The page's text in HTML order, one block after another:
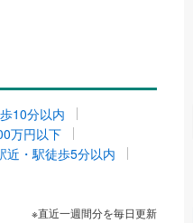
10分以内
万円以下
近・駅徒歩5分以内
※直近一週間分を毎日更新